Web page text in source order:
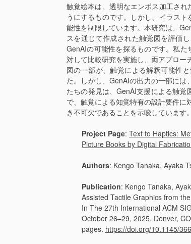
触覚絵本は、透明なエンボス加工さ
うにするものです。しかし、イラス
能性を制限しています。本研究は、
スを通じて作成された触覚図を評価
GenAIの可能性を探るものです。私
対して比較研究を実施し、両アプロー
図の一部が、触覚による解釈可能性
た。しかし、GenAIの出力の一部に
たちの発見は、GenAI支援による触
で、触覚による知覚特有の設計要件
き不可欠であることを示唆しています。
Project Page: Text to Haptics:
Picture Books by Digital
Authors: Kengo Tanaka, Ayaka
Publication: Kengo Tanaka,
Assisted Tactile Graphics from
In The 27th International ACM
October 26–29, 2025, Denver,
pages. https://doi.org/10.1145/